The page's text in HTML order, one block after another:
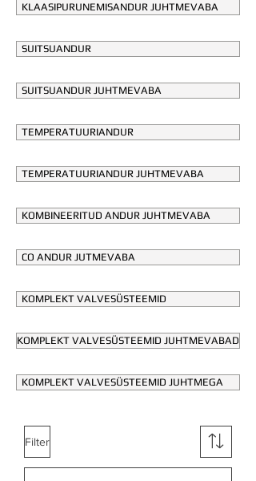
KLAASIPURUNEMISANDUR JUHTMEVABA
SUITSUANDUR
SUITSUANDUR JUHTMEVABA
TEMPERATUURIANDUR
TEMPERATUURIANDUR JUHTMEVABA
KOMBINEERITUD ANDUR JUHTMEVABA
CO ANDUR JUTMEVABA
KOMPLEKT VALVESÜSTEEMID
KOMPLEKT VALVESÜSTEEMID JUHTMEVABAD
KOMPLEKT VALVESÜSTEEMID JUHTMEGA
Filter